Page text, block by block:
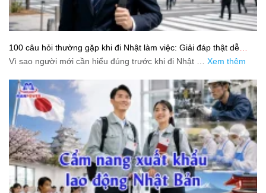
100 câu hỏi thường gặp khi đi Nhật làm việc: Giải đáp thật dễ
hiểu cho người mới bắt đầu
Vì sao người mới cần hiểu đúng trước khi đi Nhật … Xem thêm